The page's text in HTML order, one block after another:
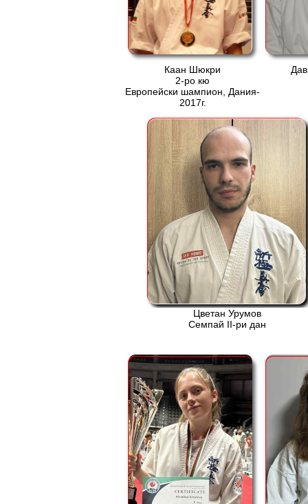
Каан Шюкри
2-ро кю
Европейски шампион, Дания-
2017г.
Цветан Урумов
Семпай ІІ-ри дан